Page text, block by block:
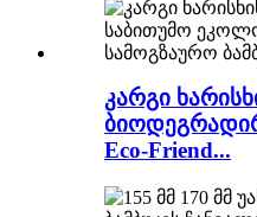
კარგი
Eco-Friend...